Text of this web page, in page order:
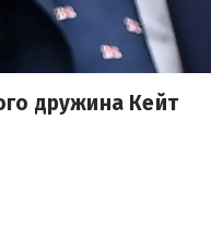
дружина Кейт